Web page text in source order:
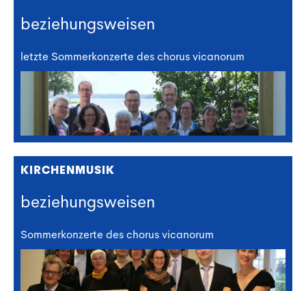
beziehungsweisen
letzte Sommerkonzerte des chorus vicanorum
KIRCHENMUSIK
beziehungsweisen
Sommerkonzerte des chorus vicanorum